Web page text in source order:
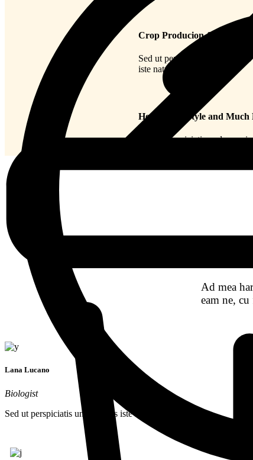
Crop Producion & Organic
Sed ut perspiciatis unde
iste natus error sit
Healthy Lifestyle and Much
Sed ut perspiciatis unde
Ad mea
eam ne,
Lana Lucano
Biologist
Sed ut perspiciatis unde omnis iste natus error sit volup